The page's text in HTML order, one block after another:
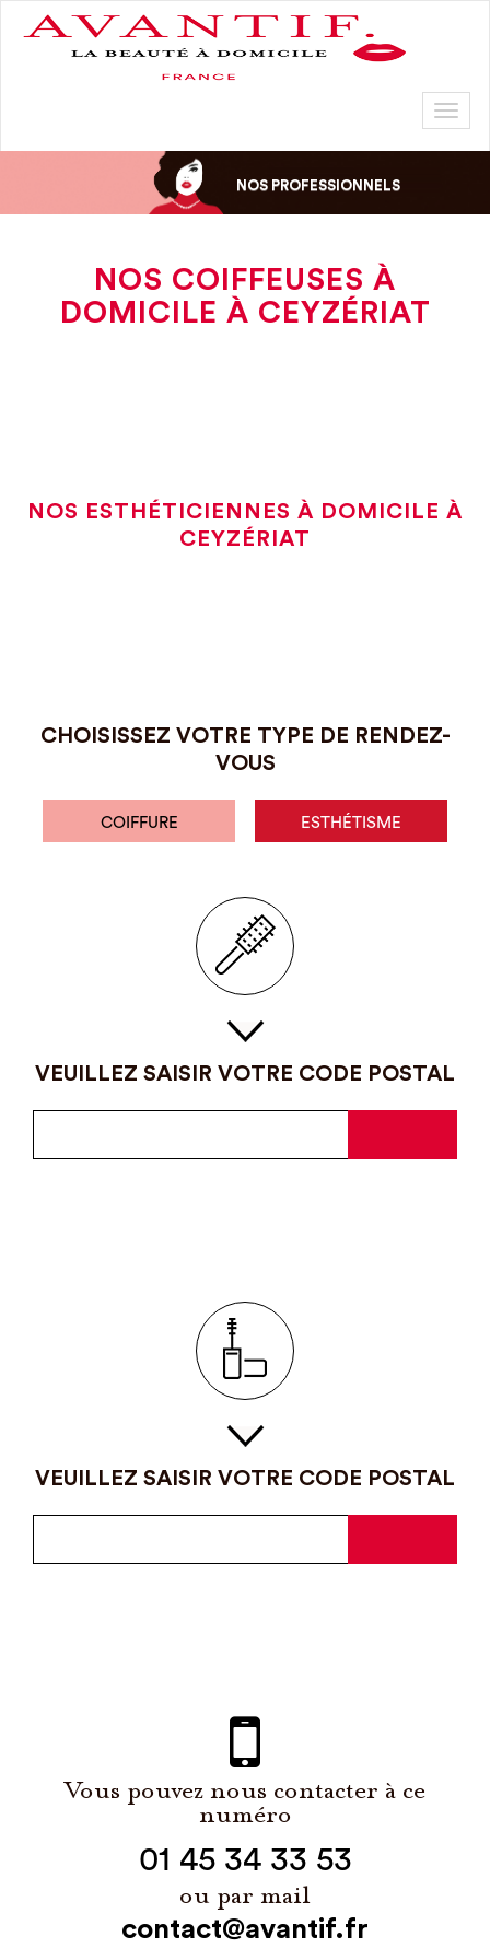
NOS PROFESSIONNELS
NOS COIFFEUSES À
DOMICILE À CEYZÉRIAT
NOS ESTHÉTICIENNES À DOMICILE À
CEYZÉRIAT
CHOISISSEZ VOTRE TYPE DE RENDEZ-
VOUS
COIFFURE ESTHÉTISME
VEUILLEZ SAISIR VOTRE CODE POSTAL
VEUILLEZ SAISIR VOTRE CODE POSTAL
Vous pouvez nous contacter à ce
numéro
01 45 34 33 53
ou par mail
contact@avantif.fr